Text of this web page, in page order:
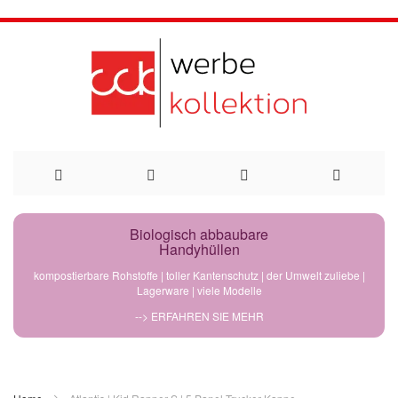
Direkt
Biologisch abbaubare
Handyhüllen
kompostierbare Rohstoffe | toller Kantenschutz | der Umwelt zuliebe |
Lagerware | viele Modelle
--> ERFAHREN SIE MEHR